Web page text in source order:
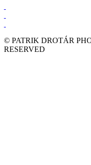
© PATRIK DROTÁR
RESERVED